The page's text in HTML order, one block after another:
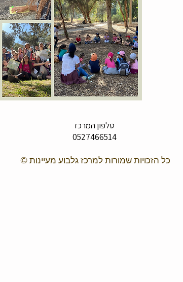
טלפון המרכז
0527466514
כל הזכויות שמורות למרכז גלבוע מעיינות ©